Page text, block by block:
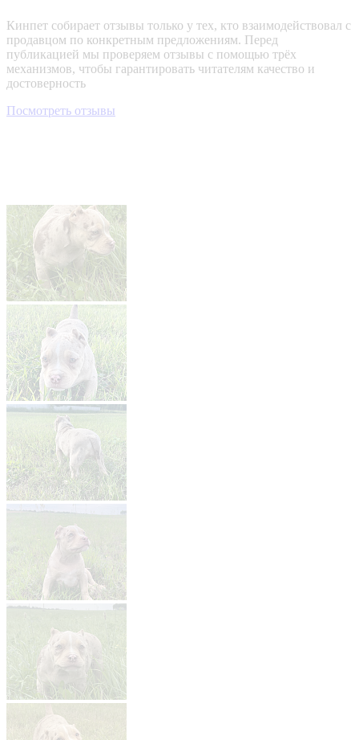
Кинпет собирает отзывы только у тех, кто взаимодействовал с
продавцом по конкретным предложениям. Перед
публикацией мы проверяем отзывы с помощью трёх
механизмов, чтобы гарантировать читателям качество и
достоверность
Посмотреть отзывы